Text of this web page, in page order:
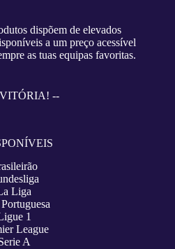
dispõem de elevados
a um preço acessível
as tuas equipas favoritas.
--
Liga
1
League
A